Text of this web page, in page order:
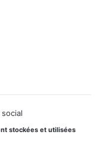
stockées et utilisées